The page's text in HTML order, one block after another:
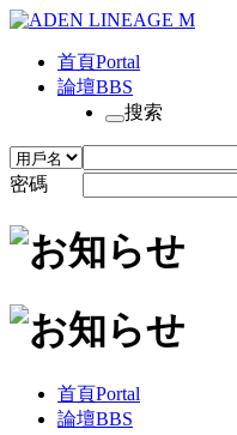
首頁Portal
論壇BBS
搜索
密碼
首頁Portal
論壇BBS